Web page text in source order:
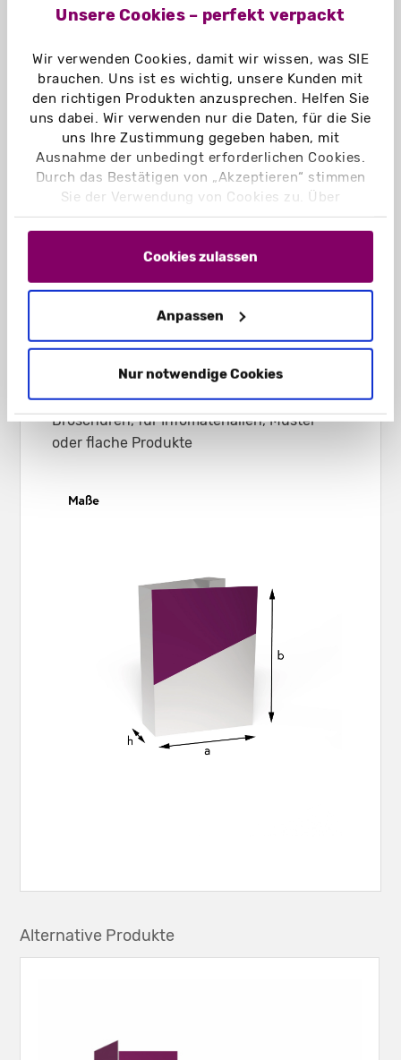
Unsere Cookies – perfekt verpackt
Wir verwenden Cookies, damit wir wissen, was SIE
brauchen. Uns ist es wichtig, unsere Kunden mit
den richtigen Produkten anzusprechen. Helfen Sie
uns dabei. Wir verwenden nur die Daten, für die Sie
uns Ihre Zustimmung gegeben haben, mit
Ausnahme der unbedingt erforderlichen Cookies.
Durch das Bestätigen von „Akzeptieren“ stimmen
Sie der Verwendung von Cookies zu. Über
„Einstellungen“ können Sie auswählen, welche
Cookies Sie zulassen. Hier finden Sie unser
und unsereDatenschutzerklärung
Cookies zulassen
Anpassen
Nur notwendige Cookies
302 x 425 x 12 mm
Lieferzustand:
flachliegend
Leergewicht:
131 g
400 g/m²
Naturkarton braun 450 g/m²
Naturkarton schwarz 450 g/m²
Einsatzbereich:
Zur Aufbewahrung von losen Blättern und
Broschüren, für Infomaterialien, Muster
oder flache Produkte
Alternative Produkte